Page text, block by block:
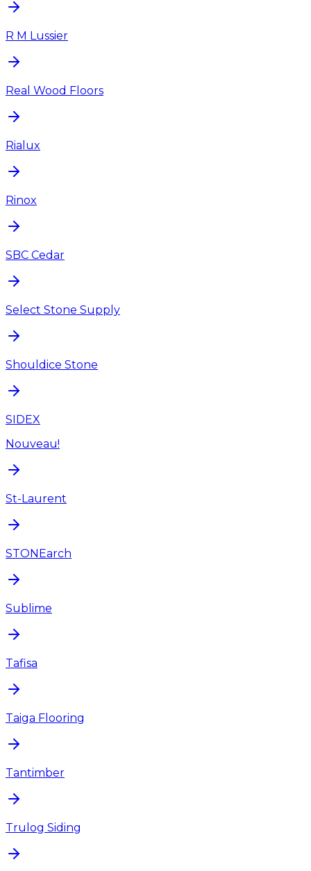
R M Lussier
Real Wood Floors
Rialux
Rinox
SBC Cedar
Select Stone Supply
Shouldice Stone
SIDEX
Nouveau!
St-Laurent
STONEarch
Sublime
Tafisa
Taiga Flooring
Tantimber
Trulog Siding